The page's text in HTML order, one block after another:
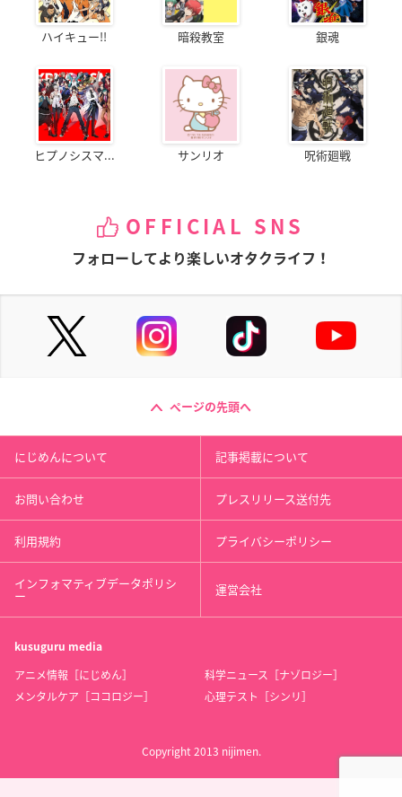
ハイキュー!! 暗殺教室 銀魂
ヒプノシスマ... サンリオ 呪術廻戦
OFFICIAL SNS
フォローしてより楽しいオタクライフ！
ページの先頭へ
にじめんについて 記事掲載について
お問い合わせ プレスリリース送付先
利用規約 プライバシーポリシー
インフォマティブデータポリシ
ー 運営会社
kusuguru media
アニメ情報［にじめん］
科学ニュース［ナゾロジー］
メンタルケア［ココロジー］
心理テスト［シンリ］
Copyright 2013 nijimen.